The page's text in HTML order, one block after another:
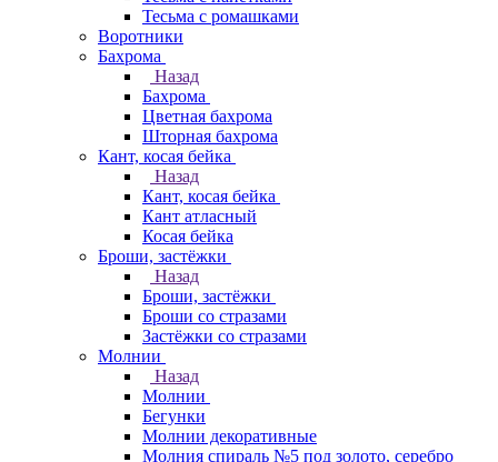
Тесьма с ромашками
Воротники
Бахрома
Назад
Бахрома
Цветная бахрома
Шторная бахрома
Кант, косая бейка
Назад
Кант, косая бейка
Кант атласный
Косая бейка
Броши, застёжки
Назад
Броши, застёжки
Броши со стразами
Застёжки со стразами
Молнии
Назад
Молнии
Бегунки
Молнии декоративные
Молния спираль №5 под золото, серебро